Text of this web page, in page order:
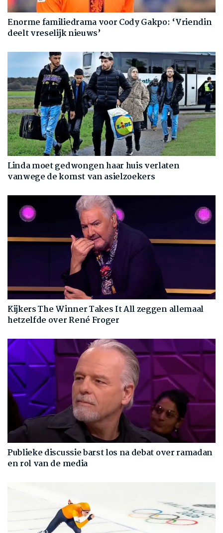
Enorme familiedrama voor Cody Gakpo: ‘Vriendin
deelt vreselijk nieuws’
Linda moet gedwongen haar huis verlaten
vanwege de komst van asielzoekers
Kijkers The Winner Takes It All zeggen allemaal
hetzelfde over René Froger
Publieke discussie barst los na debat over ramadan
en rol van de media